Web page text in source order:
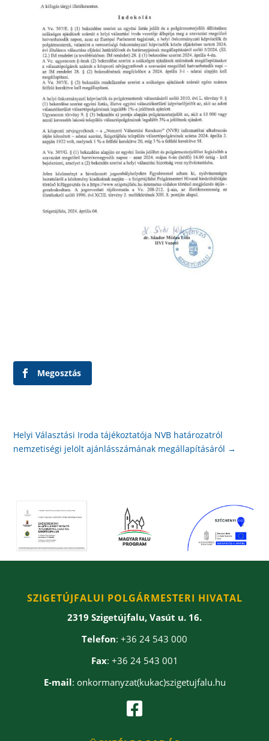
Megosztás
Helyi Választási Iroda tájékoztatója NVB határozatról
nemzetiségi jelölt ajánlásszámának megállapításáról →
SZIGETÚJFALUI POLGÁRMESTERI HIVATAL
2319 Szigetújfalu, Vasút u. 16.
Telefon: +36 24 543 000
Fax: +36 24 543 001
E-mail: onkormanyzat(kukac)szigetujfalu.hu
